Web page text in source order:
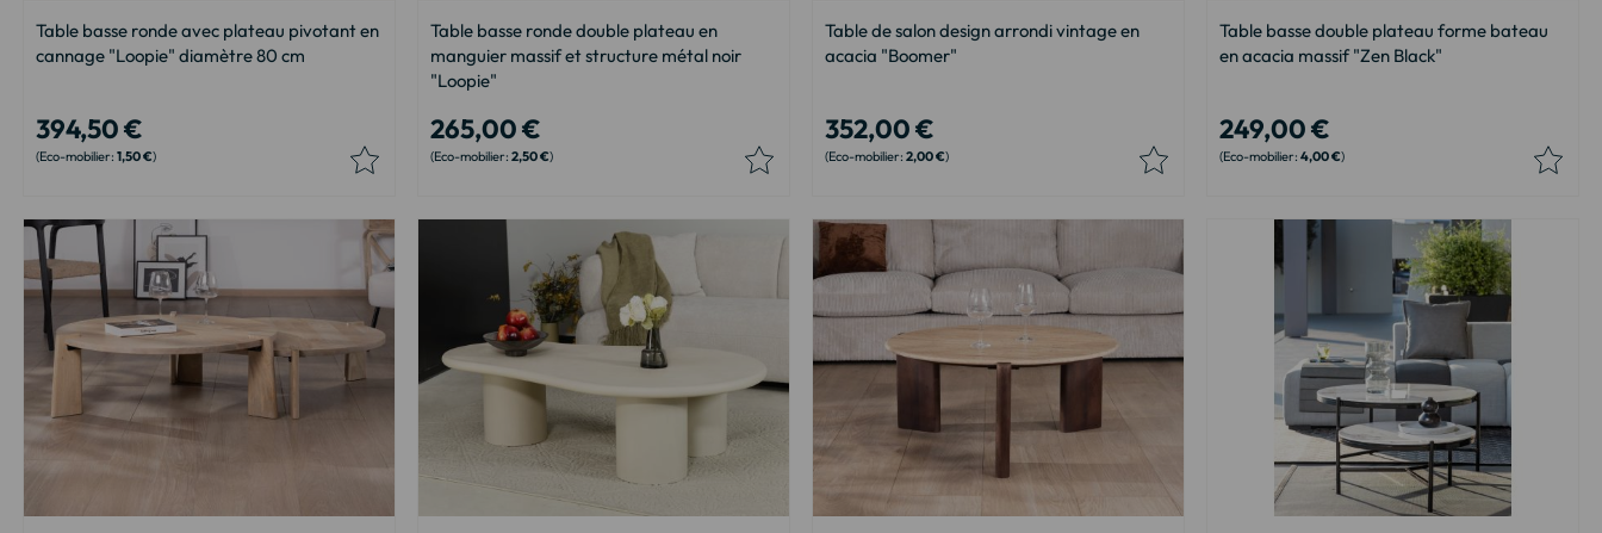
Table basse ronde avec plateau pivotant en
cannage "Loopie" diamètre 80 cm
394,50 €
1,50 €
Table basse ronde double plateau en
manguier massif et structure métal noir
"Loopie"
265,00 €
2,50 €
Table de salon design arrondi vintage en
acacia "Boomer"
352,00 €
2,00 €
Table basse double plateau forme bateau
en acacia massif "Zen Black"
249,00 €
4,00 €